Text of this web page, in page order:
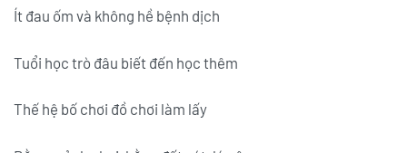
Ít đau ốm và không hề bệnh dịch
Tuổi học trò đâu biết đến học thêm
Thế hệ bố chơi đồ chơi làm lấy